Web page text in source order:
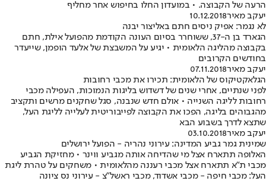
הרעה של הקבוצה. • במועדון החלו בחיפוש אחר מחליף
יעקב מאיר10.12.2018
לא נגמר: אפיק ניסים חתם באליצור יבנה
הגארד בן ה-37, ששוחרר בסיום העונה הקודמת מהפועל אילת, חתם
בקבוצה מהליגה הלאומית • יגיע על המשבצת של אלעד הופמן, שייעדר
בחודשים הקרובים
יעקב מאיר07.11.2018
הגלאקטיקוס של הלאומית: תכירו את מכבי רחובות
לפני שנתיים, אחרי שנים של דשדוש בליגות הנמוכות, העפילה מכבי
רחובות לליגה השנייה • אולם חדש שנבנה, סגל שחקנים מרשים ותקציב
מהגבוהים בליגה, הפכו את הקבוצה לפייבוריטית לעלייה לליגת העל,
שתצא לדרך בשבוע הבא
יעקב מאיר03.10.2018
שמינית גמר גביע המדינה: עירוני נהריה - הפועל ירושלים
האלופה תתארח אצל מי שהדיחה אותה מגביע ווינר • מחזיקת הגביע
מכבי ת"א תתארח אצל מכבי רעננה מהלאומית • משחקים על טהרת ליגת
העל: מכבי חיפה - מכבי אשדוד, מכבי ראשל"צ - עירוני נס ציונה